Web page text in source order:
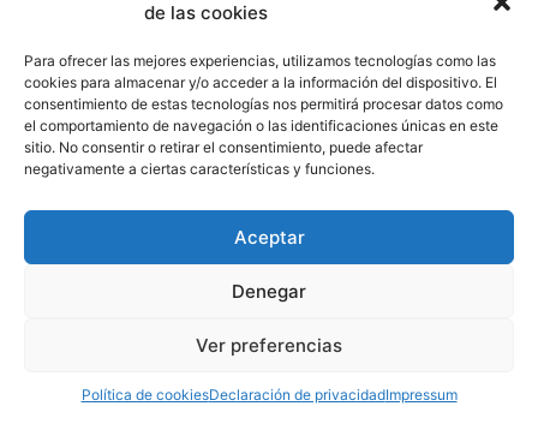
de las cookies
Para ofrecer las mejores experiencias, utilizamos tecnologías como las
cookies para almacenar y/o acceder a la información del dispositivo. El
consentimiento de estas tecnologías nos permitirá procesar datos como
el comportamiento de navegación o las identificaciones únicas en este
sitio. No consentir o retirar el consentimiento, puede afectar
negativamente a ciertas características y funciones.
Aceptar
Denegar
Ver preferencias
Política de cookiesDeclaración de privacidadImpressum
Política de Cookies
Aviso Legal
910 607 564
derechos reservados